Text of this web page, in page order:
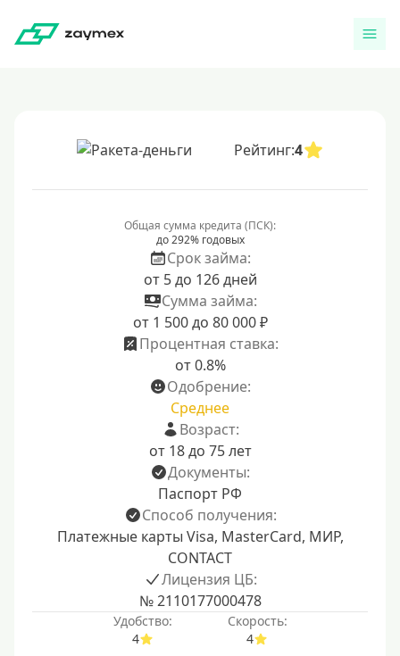
Рейтинг:4
Общая сумма кредита (ПСК):
до 292% годовых
Срок займа:
от 5 до 126 дней
Сумма займа:
от 1 500 до 80 000 ₽
Процентная ставка:
от 0.8%
Одобрение:
Среднее
Возраст:
от 18 до 75 лет
Документы:
Паспорт РФ
Способ получения:
Платежные карты Visa, MasterCard, МИР,
CONTACT
Лицензия ЦБ:
№ 2110177000478
Удобство:
4
Скорость:
4